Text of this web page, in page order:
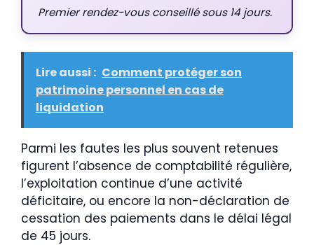
Premier rendez-vous conseillé sous 14 jours.
Lire aussi : Comment protéger son
patrimoine personnel en cas de
liquidation
Parmi les fautes les plus souvent retenues
figurent l’absence de comptabilité régulière,
l’exploitation continue d’une activité
déficitaire, ou encore la non-déclaration de
cessation des paiements dans le délai légal
de 45 jours.